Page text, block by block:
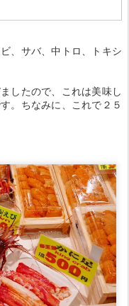
、サバ、中トロ、トキシ
したので、これは美味し
。ちなみに、これで２５